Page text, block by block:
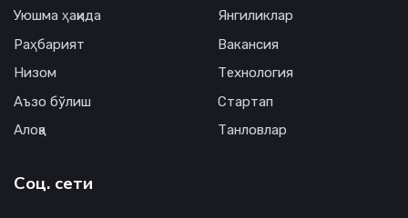
Уюшма ҳақида
Раҳбарият
Низом
Аъзо бўлиш
Алоқа
Янгиликлар
Вакансия
Технология
Стартап
Танловлар
Соц. сети